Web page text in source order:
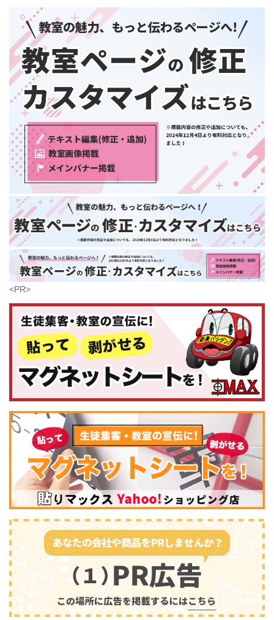
岡山県
広島県
山口県
徳島県
香川県
愛媛県
高知県
九州・沖縄
福岡県
佐賀県
長崎県
熊本県
大分県
宮崎県
鹿児島県
沖縄県
音楽 (2413)
芸術 (179)
コンピュータ・科学(437)
幼児教育(681)
<PR>